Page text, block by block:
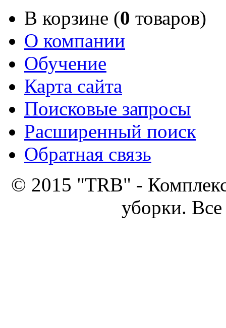
В корзине (0 товаров)
О компании
Обучение
Карта сайта
Поисковые запросы
Расширенный поиск
Обратная связь
© 2015 "TRB" -
уборки.